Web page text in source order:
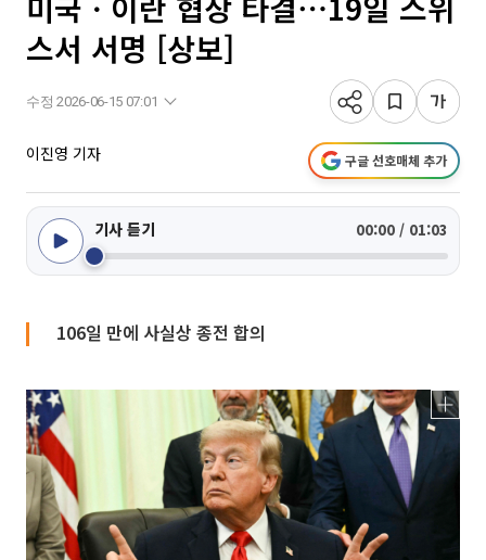
스서 서명 [상보]
수정 2026-06-15 07:01
이진영 기자 구글 선호매체 추가
기사 듣기 00:00 / 01:03
106일 만에 사실상 종전 합의